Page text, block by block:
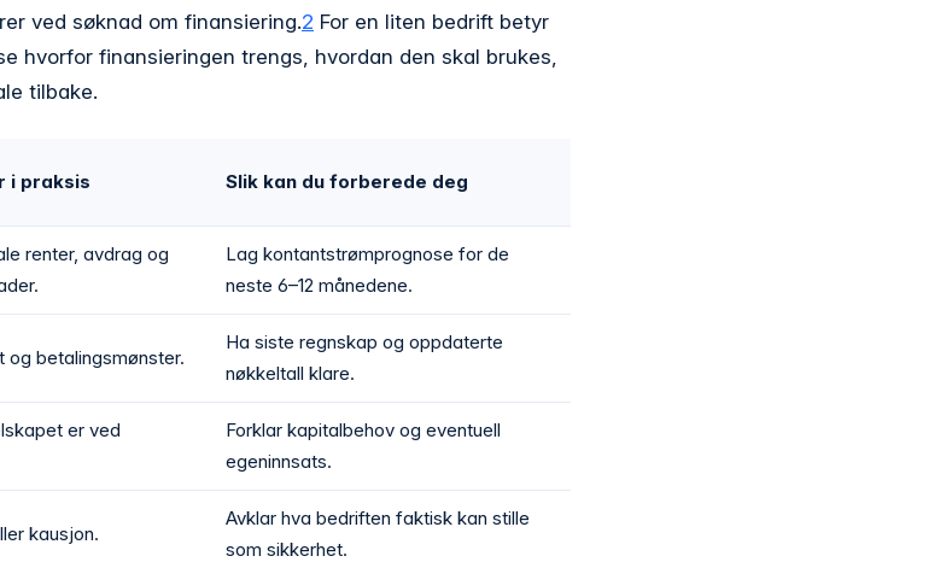
ved søknad om finansiering.2 For en liten bedrift betyr
hvorfor finansieringen trengs, hvordan den skal brukes,
tilbake.
i praksis Slik kan du forberede deg
renter, avdrag og
Lag kontantstrømprognose for de
neste 6–12 månedene.
og betalingsmønster.
Ha siste regnskap og oppdaterte
nøkkeltall klare.
er ved
Forklar kapitalbehov og eventuell
egeninnsats.
kausjon.
Avklar hva bedriften faktisk kan stille
som sikkerhet.